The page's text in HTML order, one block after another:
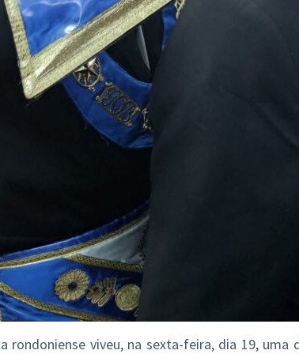
rondoniense viveu, na sexta-feira, dia 19,